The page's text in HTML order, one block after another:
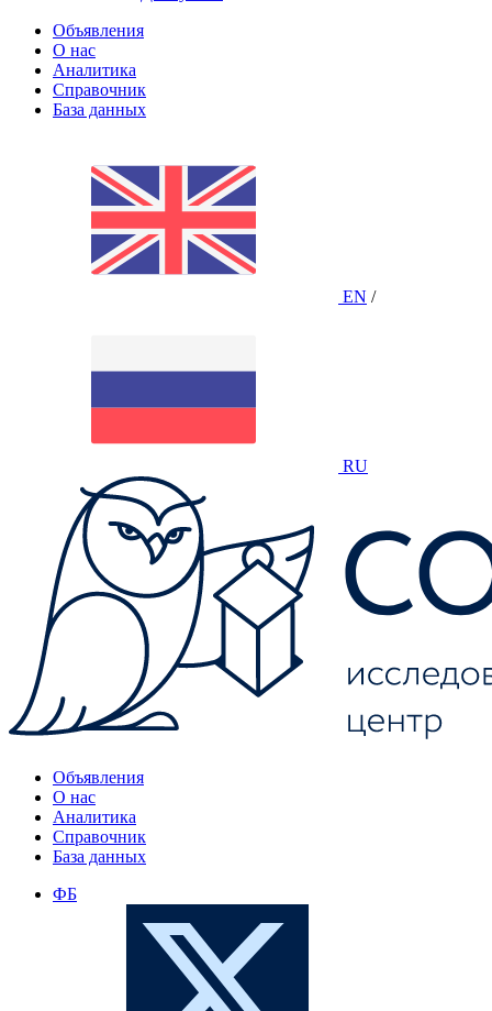
Объявления
О нас
Аналитика
Справочник
База данных
EN /
RU
Объявления
О нас
Аналитика
Справочник
База данных
ФБ